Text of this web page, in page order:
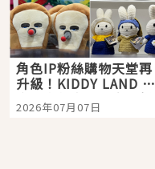
角色IP粉絲購物天堂再
升級！KIDDY LAND 原
宿店吉伊卡哇迎客，新
開幕 OMOKADO 店3分
2026年07月07日